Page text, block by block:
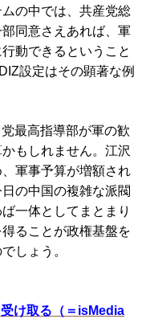
の中では、共産党総
同意さえあれば、軍
動できるということ
設定はその顕著な例
最高指導部が軍の歓
もしれません。江沢
軍事予算が増額され
の中国の複雑な派閥
一体としてまとまり
ることが政権基盤を
しょう。
け取る（＝isMedia